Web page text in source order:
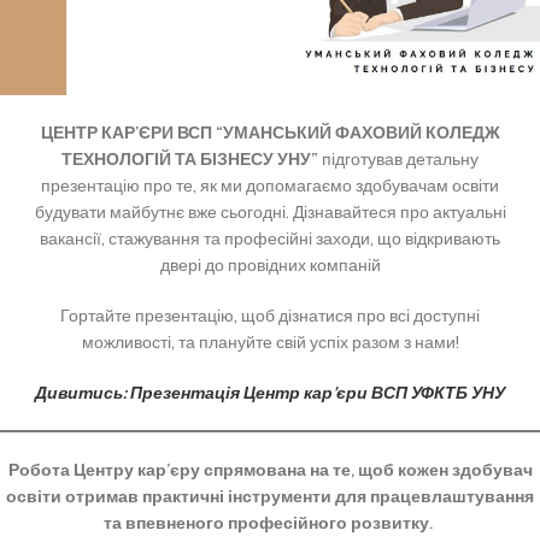
ЦЕНТР КАР’ЄРИ ВСП “УМАНСЬКИЙ ФАХОВИЙ КОЛЕДЖ
ТЕХНОЛОГІЙ ТА БІЗНЕСУ УНУ” підготував детальну
презентацію про те, як ми допомагаємо здобувачам освіти
будувати майбутнє вже сьогодні. Дізнавайтеся про актуальні
вакансії, стажування та професійні заходи, що відкривають
двері до провідних компаній
Гортайте презентацію, щоб дізнатися про всі доступні
можливості, та плануйте свій успіх разом з нами!
Дивитись:Презентація Центр кар’єри ВСП УФКТБ УНУ
Робота Центру кар’єру спрямована на те, щоб кожен здобувач
освіти отримав практичні інструменти для працевлаштування
та впевненого професійного розвитку.